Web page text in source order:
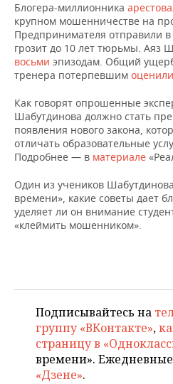
Блогера-миллионника
крупном мошенничестве на
Предпринимателя отправили
грозит до 10 лет тюрьмы. Аяз
восьми эпизодам. Общий
тренера потерпевшим оценили
Как говорят опрошенные
Шабутдинова должно стать
появления нового закона,
отличать образовательные
Подробнее — в материале
Один из учеников Шабутдинова
времени», какие советы дает
уделяет ли он внимание
«клеймить мошенником».
Подписывайтесь на
группу «ВКонтакте»,
страницу в
времени».
«Дзене».